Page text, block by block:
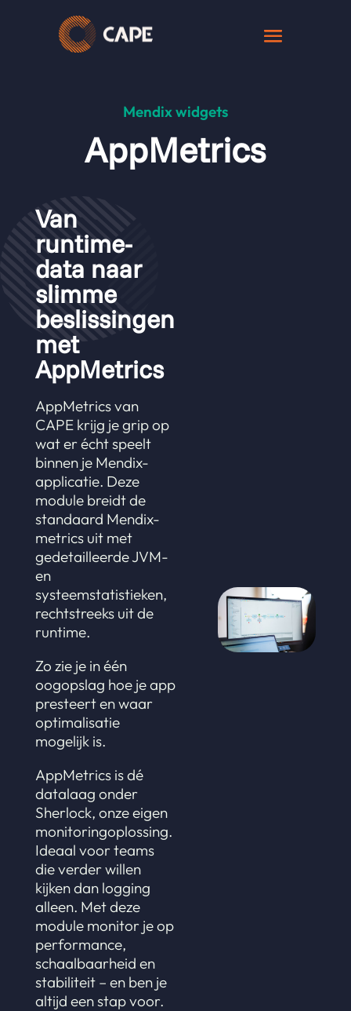
Mendix widgets
AppMetrics
Van
runtime-
data naar
slimme
beslissingen
met
AppMetrics
AppMetrics van
CAPE krijg je grip op
wat er écht speelt
binnen je Mendix-
applicatie. Deze
module breidt de
standaard Mendix-
metrics uit met
gedetailleerde JVM-
en
systeemstatistieken,
rechtstreeks uit de
runtime.
Zo zie je in één
oogopslag hoe je app
presteert en waar
optimalisatie
mogelijk is.
AppMetrics is dé
datalaag onder
Sherlock, onze eigen
monitoringoplossing.
Ideaal voor teams
die verder willen
kijken dan logging
alleen. Met deze
module monitor je op
performance,
schaalbaarheid en
stabiliteit – en ben je
altijd een stap voor.